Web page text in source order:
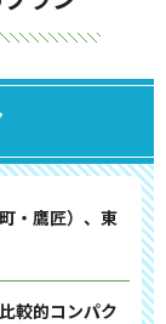
・鷹匠）、東
較的コンパク